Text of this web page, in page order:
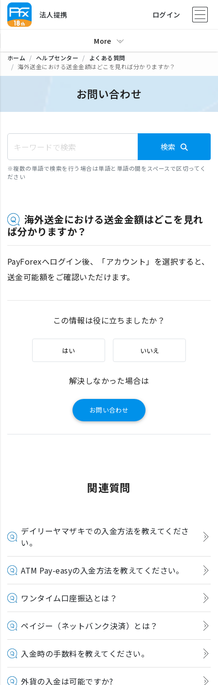
法人提携 ログイン
More
ホーム ヘルプセンター
よくある質問
海外送金における送金金額はどこを見れば分かりますか？
お問い合わせ
検索
※複数の単語で検索を行う場合は単語と単語の間をスペースで区切ってく
ださい
海外送金における送金金額はどこを見れ
ば分かりますか？
PayForexへログイン後、「アカウント」を選択すると、
送金可能額をご確認いただけます。
この情報は役に立ちましたか？
はい いいえ
解決しなかった場合は
お問い合わせ
関連質問
デイリーヤマザキでの入金方法を教えてくださ
い。
ATM Pay-easyの入金方法を教えてください。
ワンタイム口座振込とは？
ペイジー（ネットバンク決済）とは？
入金時の手数料を教えてください。
外貨の入金は可能ですか?